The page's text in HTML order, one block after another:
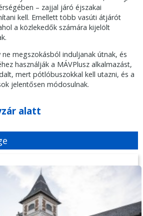
– zajjal járó éjszakai
kell. Emellett több vasúti átjárót
a közlekedők számára kijelölt
megszokásból induljanak útnak, és
használják a MÁVPlusz alkalmazást,
mert pótlóbuszokkal kell utazni, és a
jelentősen módosulnak.
alatt